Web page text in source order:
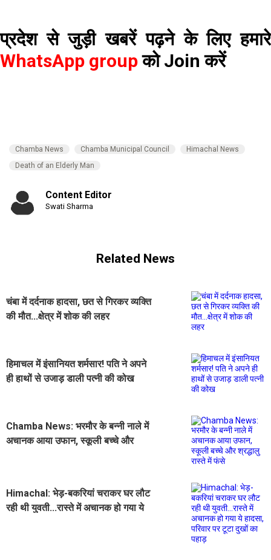
प्रदेश से जुड़ी खबरें पढ़ने के लिए हमारे
WhatsApp group को Join करें
Chamba News Chamba Municipal Council
Himachal News
Death of an Elderly Man
Content Editor
Swati Sharma
Related News
चंबा में दर्दनाक हादसा, छत से गिरकर व्यक्ति
की मौत...क्षेत्र में शोक की लहर
हिमाचल में इंसानियत शर्मसार! पति ने अपने
ही हाथों से उजाड़ डाली पत्नी की कोख
Chamba News: भरमौर के बन्नी नाले में
अचानक आया उफान, स्कूली बच्चे और
Himachal: भेड़-बकरियां चराकर घर लौट
रही थी युवती...रास्ते में अचानक हो गया ये